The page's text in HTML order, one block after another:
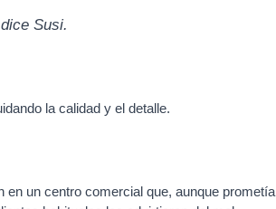
Susi.
la calidad y el detalle.
en un centro comercial que, aunque prometía